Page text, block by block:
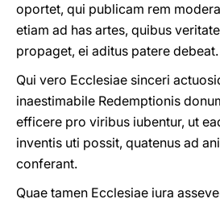
oportet, qui publicam rem
etiam ad has artes, quibus
propaget, ei aditus patere debeat.
Qui vero Ecclesiae sinceri
inaestimabile Redemptionis
efficere pro viribus iubentur, ut
inventis uti possit, quatenus ad
conferant.
Quae tamen Ecclesiae iura